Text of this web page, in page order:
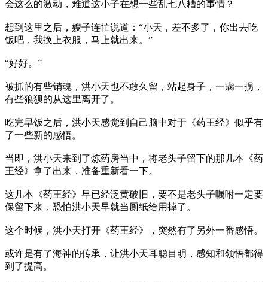
会这么的激动，难道这小子在想一些乱七八糟的事情？
想到这里之后，嫂子连忙说道：“小天，差不多了，你出去吃
饭吧，我换上衣服，马上就出来。”
“好好。”
被抓的有些销魂，洪小天也不敢久留，站起身子，一瘸一拐，
有些狼狈的从这里离开了。
吃完早饭之后，洪小天感觉到自己脑中对于《药王经》似乎有
了一些新的感悟。
当即，洪小天来到了炼药房当中，将老头子留下的那几本《药
王经》拿了出来，准备重新看一下。
这几本《药王经》早已经泛黄破旧，要不是老头子嘱咐一定要
保留下来，恐怕洪小天早就当厕纸给用掉了。
这个时候，洪小天打开《药王经》，突然有了另外一番感悟。
或许是有了海神的传承，让洪小天耳聪目明，感知和领悟都得
到了提高。